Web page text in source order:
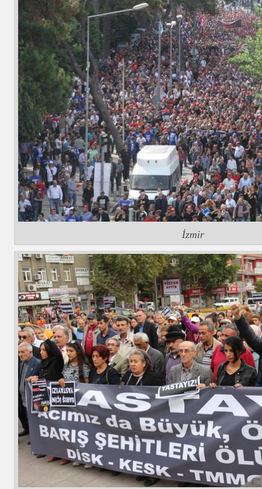
İzmir